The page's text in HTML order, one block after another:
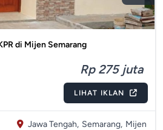
di Mijen Semarang
Rp 275 juta
LIHAT IKLAN
Jawa Tengah, Semarang, Mijen